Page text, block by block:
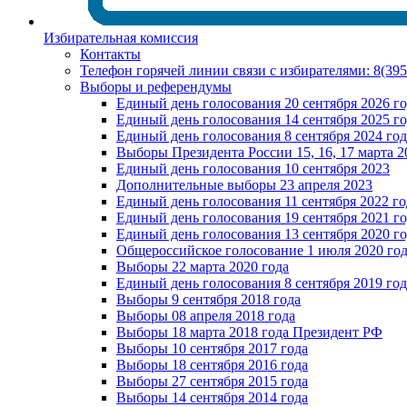
Избирательная комиссия
Контакты
Телефон горячей линии связи с избирателями:
Выборы и референдумы
Единый день голосования 20 сентября 2026
Единый день голосования 14 сентября 2025
Единый день голосования 8 сентября 2024
Выборы Президента России 15, 16, 17 марта
Единый день голосования 10 сентября 2023
Дополнительные выборы 23 апреля 2023
Единый день голосования 11 сентября 2022
Единый день голосования 19 сентября 2021
Единый день голосования 13 сентября 2020
Общероссийское голосование 1 июля 2020
Выборы 22 марта 2020 года
Единый день голосования 8 сентября 2019
Выборы 9 сентября 2018 года
Выборы 08 апреля 2018 года
Выборы 18 марта 2018 года Президент РФ
Выборы 10 сентября 2017 года
Выборы 18 сентября 2016 года
Выборы 27 сентября 2015 года
Выборы 14 сентября 2014 года